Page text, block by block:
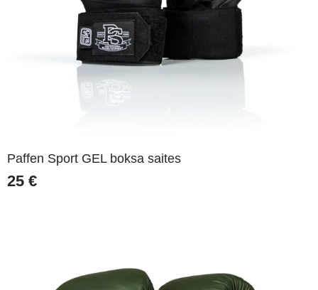
Paffen Sport GEL boksa saites
25 €